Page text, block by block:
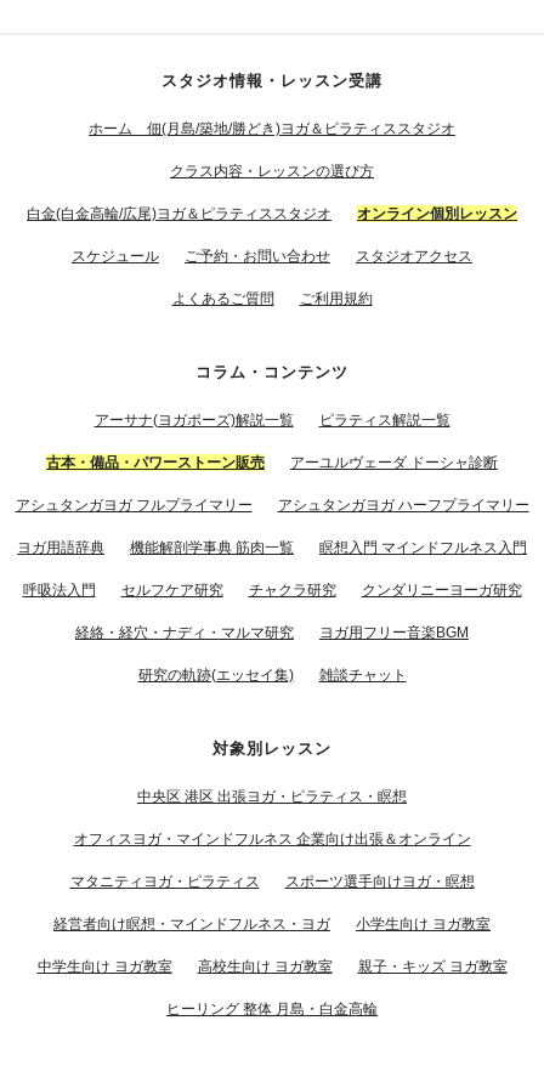
スタジオ情報・レッスン受講
ホーム 佃(月島/築地/勝どき)ヨガ＆ピラティススタジオ
クラス内容・レッスンの選び方
白金(白金高輪/広尾)ヨガ＆ピラティススタジオ オンライン個別レッスン
スケジュール ご予約・お問い合わせ スタジオアクセス
よくあるご質問 ご利用規約
コラム・コンテンツ
アーサナ(ヨガポーズ)解説一覧 ピラティス解説一覧
古本・備品・パワーストーン販売 アーユルヴェーダ ドーシャ診断
アシュタンガヨガ フルプライマリー アシュタンガヨガ ハーフプライマリー
ヨガ用語辞典 機能解剖学事典 筋肉一覧 瞑想入門 マインドフルネス入門
呼吸法入門 セルフケア研究 チャクラ研究 クンダリニーヨーガ研究
経絡・経穴・ナディ・マルマ研究 ヨガ用フリー音楽BGM
研究の軌跡(エッセイ集) 雑談チャット
対象別レッスン
中央区 港区 出張ヨガ・ピラティス・瞑想
オフィスヨガ・マインドフルネス 企業向け出張＆オンライン
マタニティヨガ・ピラティス スポーツ選手向けヨガ・瞑想
経営者向け瞑想・マインドフルネス・ヨガ 小学生向け ヨガ教室
中学生向け ヨガ教室 高校生向け ヨガ教室 親子・キッズ ヨガ教室
ヒーリング 整体 月島・白金高輪